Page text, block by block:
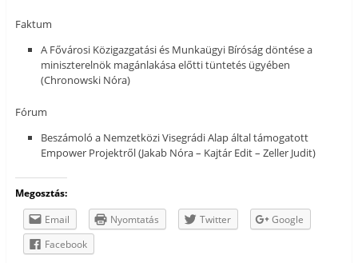
Faktum
A Fővárosi Közigazgatási és Munkaügyi Bíróság döntése a
miniszterelnök magánlakása előtti tüntetés ügyében
(Chronowski Nóra)
Fórum
Beszámoló a Nemzetközi Visegrádi Alap által támogatott
Empower Projektről (Jakab Nóra – Kajtár Edit – Zeller Judit)
Megosztás:
Email
Nyomtatás Twitter
Google
Facebook